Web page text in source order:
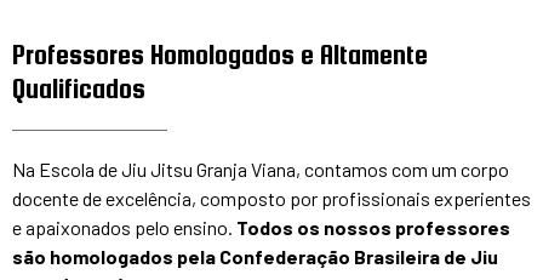
Professores Homologados e Altamente
Qualificados
Na Escola de Jiu Jitsu Granja Viana, contamos com um corpo
docente de excelência, composto por profissionais experientes
e apaixonados pelo ensino. Todos os nossos professores
são homologados pela Confederação Brasileira de Jiu